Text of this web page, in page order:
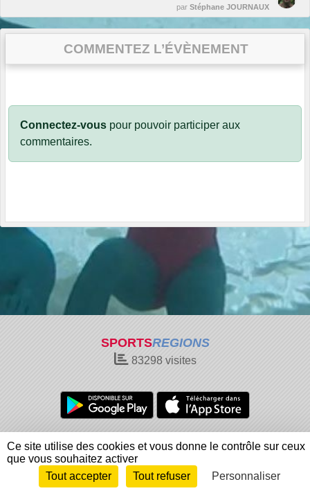
par Stéphane JOURNAUX
COMMENTEZ L’ÉVÈNEMENT
Connectez-vous pour pouvoir participer aux
commentaires.
SPORTSREGIONS
83298visites
Informations légales
Signaler un contenu inapproprié
Envie de participer ? Connexion
Ce site utilise des cookies et vous donne le contrôle sur ceux
que vous souhaitez activer
Tout accepter
Tout refuser Personnaliser